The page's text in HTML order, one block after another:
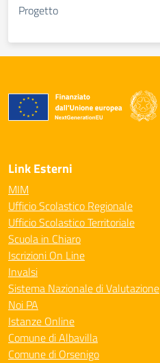
Progetto
Link Esterni
MIM
Ufficio Scolastico Regionale
Ufficio Scolastico Territoriale
Scuola in Chiaro
Iscrizioni On Line
Invalsi
Sistema Nazionale di Valutazione
Noi PA
Istanze Online
Comune di Albavilla
Comune di Orsenigo